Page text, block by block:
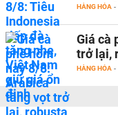
HÀNG HÓA -
Giá cà
trở lại,
HÀNG HÓA -